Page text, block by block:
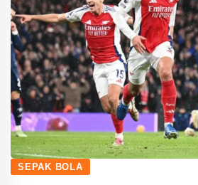
SEPAK BOLA